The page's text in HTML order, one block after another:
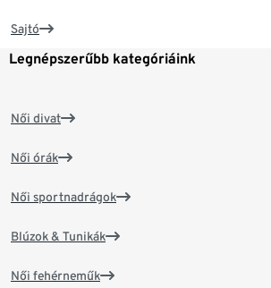
Sajtó
Legnépszerűbb kategóriáink
Női divat
Női órák
Női sportnadrágok
Blúzok & Tunikák
Női fehérneműk